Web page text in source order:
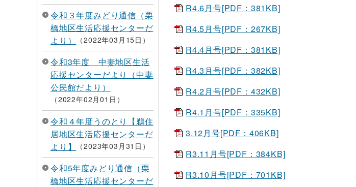
令和３年度みどり通信（栗
橋地区生活応援センターだ
より）
2022年03月15日
令和3年度 中妻地区生活
応援センターだより（中妻
公民館だより）
2022年02月01日
令和４年度うのとり【鵜住
居地区生活応援センターだ
より】
2023年03月31日
令和5年度みどり通信（栗
橋地区生活応援センターだ
R4.6月号[PDF：381KB]
R4.5月号[PDF：267KB]
R4.4月号[PDF：381KB]
R4.3月号[PDF：382KB]
R4.2月号[PDF：432KB]
R4.1月号[PDF：335KB]
3.12月号[PDF：406KB]
R3.11月号[PDF：384KB]
R3.10月号[PDF：701KB]